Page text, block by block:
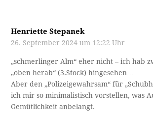
Henriette Stepanek
26. September 2024 um 12:22 Uhr
„schmerlinger Alm“ eher nicht – ich hab
„oben herab“ (3.Stock) hingesehen…
Aber den „Polizeigewahrsam“ für
ich mir so minimalistisch vorstellen, was
Gemütlichkeit anbelangt.